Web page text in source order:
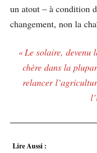
un atout – à condition
changement, non la
« Le solaire, devenu
chère dans la
relancer
Lire Aussi :